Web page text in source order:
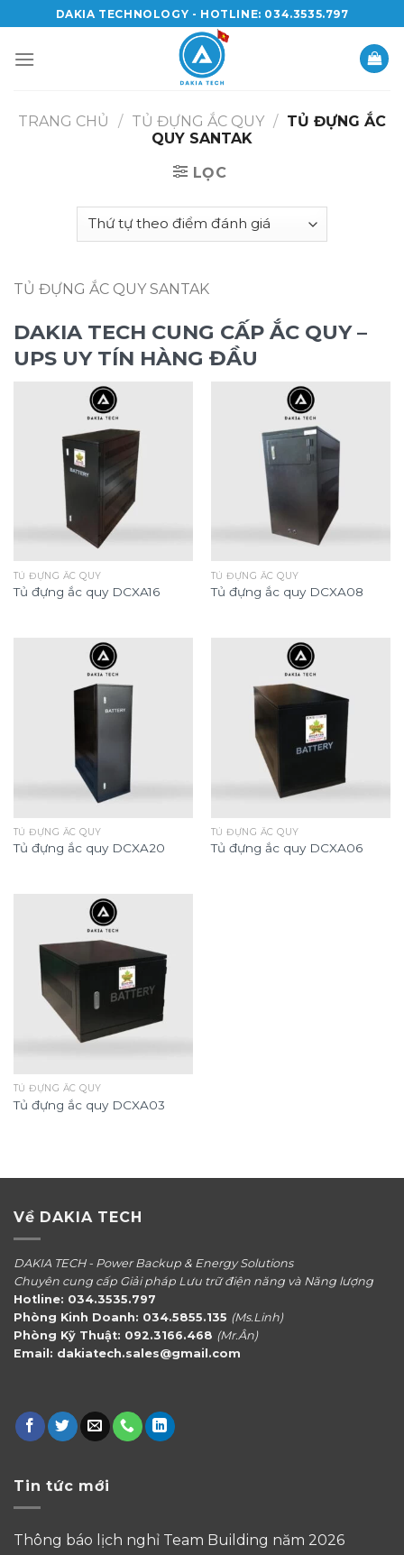
to
content
DAKIA TECHNOLOGY - HOTLINE: 034.3535.797
TRANG CHỦ / TỦ ĐỰNG ẮC QUY / TỦ ĐỰNG ẮC
QUY SANTAK
LỌC
TỦ ĐỰNG ẮC QUY SANTAK
DAKIA TECH CUNG CẤP ẮC QUY –
UPS UY TÍN HÀNG ĐẦU
TỦ ĐỰNG ẮC QUY
Tủ đựng ắc quy DCXA16
TỦ ĐỰNG ẮC QUY
Tủ đựng ắc quy DCXA08
TỦ ĐỰNG ẮC QUY
Tủ đựng ắc quy DCXA20
TỦ ĐỰNG ẮC QUY
Tủ đựng ắc quy DCXA06
TỦ ĐỰNG ẮC QUY
Tủ đựng ắc quy DCXA03
Về DAKIA TECH
DAKIA TECH - Power Backup & Energy Solutions
Chuyên cung cấp Giải pháp Lưu trữ điện năng và Năng lượng
Hotline: 034.3535.797
Phòng Kinh Doanh: 034.5855.135 (Ms.Linh)
Phòng Kỹ Thuật: 092.3166.468 (Mr.Ân)
Email: dakiatech.sales@gmail.com
Tin tức mới
Thông báo lịch nghỉ Team Building năm 2026